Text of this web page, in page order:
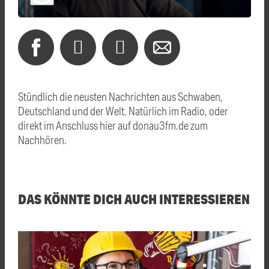
Stündlich die neusten Nachrichten aus Schwaben,
Deutschland und der Welt. Natürlich im Radio, oder
direkt im Anschluss hier auf donau3fm.de zum
Nachhören.
DAS KÖNNTE DICH AUCH INTERESSIEREN